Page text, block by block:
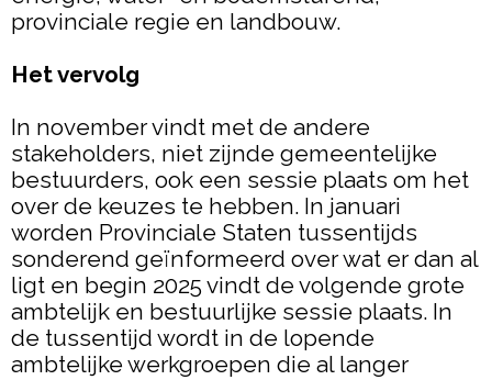
provinciale regie en landbouw.
Het vervolg
In november vindt met de andere
stakeholders, niet zijnde gemeentelijke
bestuurders, ook een sessie plaats om het
over de keuzes te hebben. In januari
worden Provinciale Staten tussentijds
sonderend geïnformeerd over wat er dan al
ligt en begin 2025 vindt de volgende grote
ambtelijk en bestuurlijke sessie plaats. In
de tussentijd wordt in de lopende
ambtelijke werkgroepen die al langer